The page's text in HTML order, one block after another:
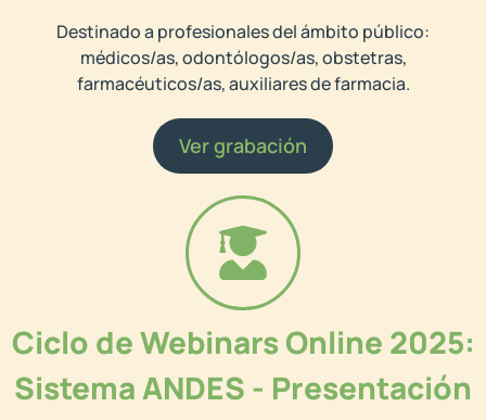
Destinado a profesionales del ámbito público:
médicos/as, odontólogos/as, obstetras,
farmacéuticos/as, auxiliares de farmacia.
Ver grabación
Ciclo de Webinars Online 2025:
Sistema ANDES - Presentación